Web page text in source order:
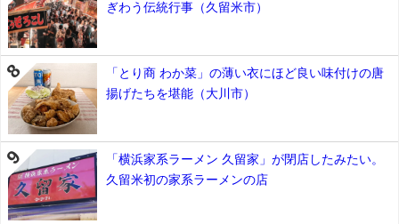
ぎわう伝統行事（久留米市）
「とり商 わか菜」の薄い衣にほど良い味付けの唐
揚げたちを堪能（大川市）
「横浜家系ラーメン 久留家」が閉店したみたい。
久留米初の家系ラーメンの店